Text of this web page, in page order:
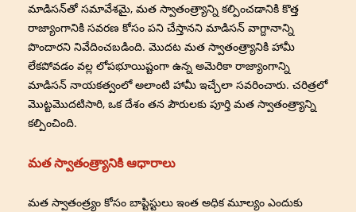
మాడిసన్‌తో సమావేశమై, మత స్వాతంత్ర్యాన్ని కల్పించడానికి కొత్త
రాజ్యాంగానికి సవరణ కోసం పని చేస్తానని మాడిసన్ వాగ్దానాన్ని
పొందారని నివేదించబడింది. మొదట మత స్వాతంత్ర్యానికి హామీ
లేకపోవడం వల్ల లోపభూయిష్టంగా ఉన్న అమెరికా రాజ్యాంగాన్ని
మాడిసన్ నాయకత్వంలో అలాంటి హామీ ఇచ్చేలా సవరించారు. చరిత్రలో
మొట్టమొదటిసారి, ఒక దేశం తన పౌరులకు పూర్తి మత స్వాతంత్ర్యాన్ని
కల్పించింది.
మత స్వాతంత్ర్యానికి ఆధారాలు
మత స్వాతంత్ర్యం కోసం బాప్టిస్టులు ఇంత అధిక మూల్యం ఎందుకు